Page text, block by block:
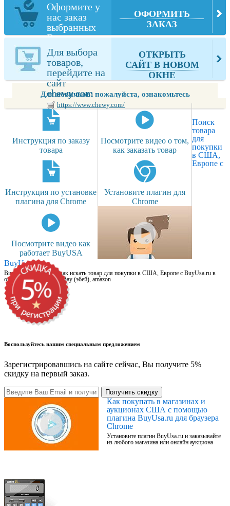
Оформите у
нас заказ
выбранных
Вами товаров
из chewy.com
ОФОРМИТЬ
ЗАКАЗ
Для выбора
товаров,
перейдите на
сайт
chewy.com
https://www.chewy.com/
ОТКРЫТЬ
САЙТ В НОВОМ
ОКНЕ
Для новичков: пожалуйста, ознакомьтесь
Инструкция по заказу
товара
Посмотрите видео о том,
как заказать товар
Инструкция по установке
плагина для Chrome
Установите плагин для
Chrome
Посмотрите видео как
работает BuyUSA
Поиск
товара
для
покупки
в США,
Европе с
BuyUsa.ru
Видео для новичков: как искать товар для покупки в США, Европе с BuyUsa.ru в
онлайн магазинах, на eBay (эбей), amazon
Воспользуйтесь нашим специальным предложением
Зарегистрировавшись на сайте сейчас, Вы получите 5%
скидку на первый заказ.
Получить скидку
Как покупать в магазинах и
аукционах США с помощью
плагина BuyUsa.ru для браузера
Chrome
Установите плагин BuyUsa.ru и заказывайте
из любого магазина или онлайн аукциона